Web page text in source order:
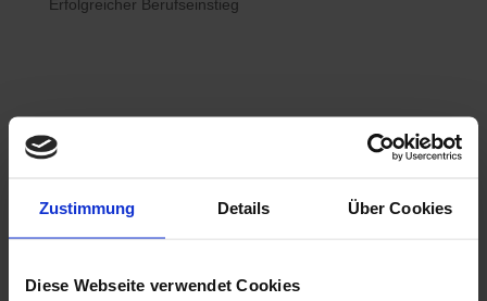
Zustimmung Details Über Cookies
Diese Webseite verwendet Cookies
 Bewerberhotline